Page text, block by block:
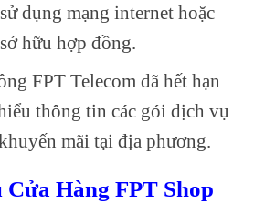
dụng mạng internet hoặc
hữu hợp đồng.
FPT Telecom đã hết hạn
thông tin các gói dịch vụ
mãi tại địa phương.
Hàng FPT Shop